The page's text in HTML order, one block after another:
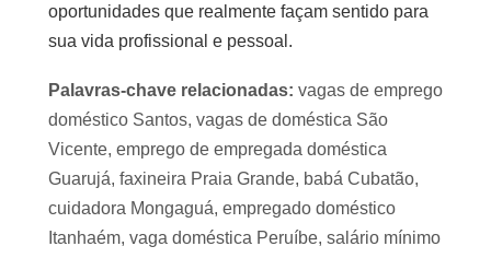
oportunidades que realmente façam sentido para
sua vida profissional e pessoal.
Palavras-chave relacionadas: vagas de emprego
doméstico Santos, vagas de doméstica São
Vicente, emprego de empregada doméstica
Guarujá, faxineira Praia Grande, babá Cubatão,
cuidadora Mongaguá, empregado doméstico
Itanhaém, vaga doméstica Peruíbe, salário mínimo